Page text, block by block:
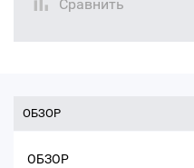
Сравнить
ОБЗОР
ОБЗОР